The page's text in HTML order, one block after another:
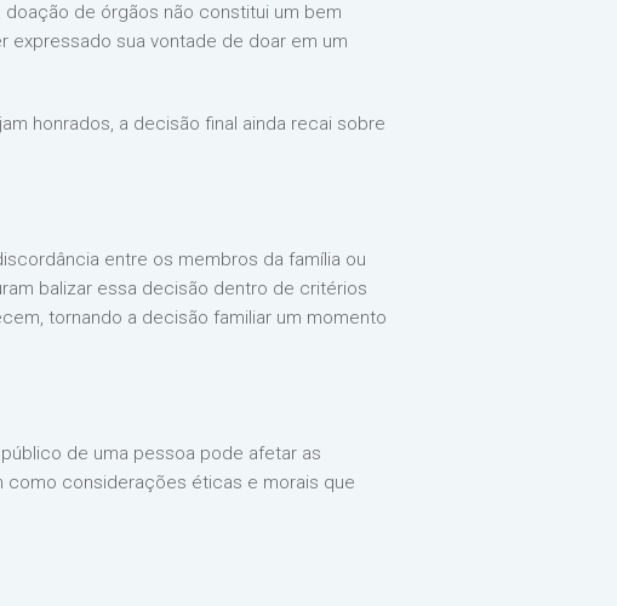
de órgãos não constitui um bem
expressado sua vontade de doar em um
honrados, a decisão final ainda recai sobre
entre os membros da família ou
balizar essa decisão dentro de critérios
tornando a decisão familiar um momento
de uma pessoa pode afetar as
como considerações éticas e morais que